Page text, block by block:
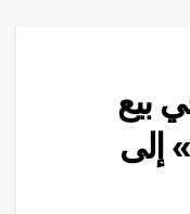
بيع
مقاتلات «إف ــ 35» إلى